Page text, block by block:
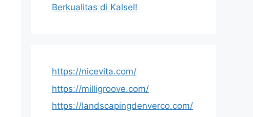
Berkualitas di Kalsel!
https://nicevita.com/
https://milligroove.com/
https://landscapingdenverco.com/